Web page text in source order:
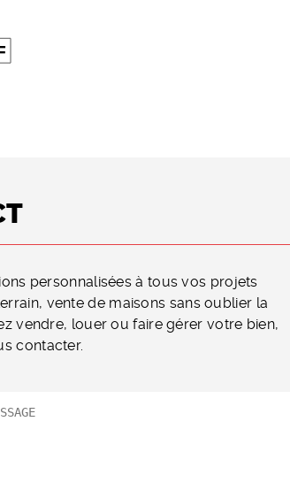
personnalisées à tous vos projets
vente de maisons sans oublier la
vendre, louer ou faire gérer votre bien,
contacter.